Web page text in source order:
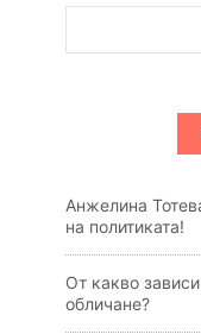
Анжелина
на политиката!
От какво
обличане?